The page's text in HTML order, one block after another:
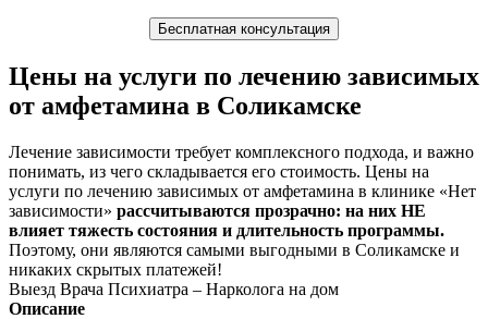
Бесплатная консультация
Цены на услуги по лечению зависимых
от амфетамина в Соликамске
Лечение зависимости требует комплексного подхода, и важно
понимать, из чего складывается его стоимость. Цены на
услуги по лечению зависимых от амфетамина в клинике «Нет
зависимости» рассчитываются прозрачно: на них НЕ
влияет тяжесть состояния и длительность программы.
Поэтому, они являются самыми выгодными в Соликамске и
никаких скрытых платежей!
Выезд Врача Психиатра – Нарколога на дом
Описание